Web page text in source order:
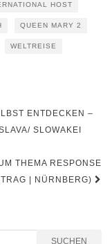
HOST
QUEEN MARY 2
WELTREISE
ENTDECKEN –
SLOWAKEI
THEMA RESPONSE
| NÜRNBERG)
SUCHEN